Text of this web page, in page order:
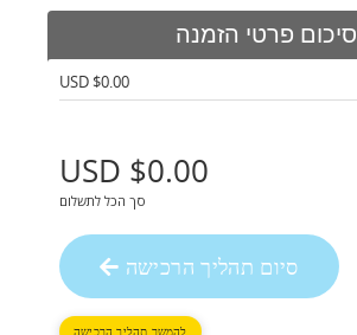
סיכום פרטי הזמנה
$0.00 USD
$0.00 USD
סך הכל לתשלום
סיום תהליך הרכישה
להמשך תהליך הרכישה